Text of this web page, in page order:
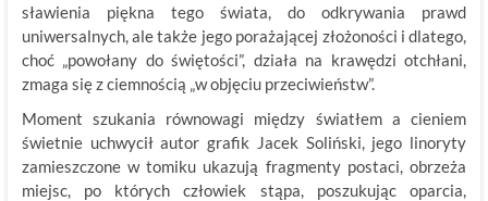
sławienia piękna tego świata, do odkrywania prawd
uniwersalnych, ale także jego porażającej złożoności i dlatego,
choć „powołany do świętości”, działa na krawędzi otchłani,
zmaga się z ciemnością „w objęciu przeciwieństw”.
Moment szukania równowagi między światłem a cieniem
świetnie uchwycił autor grafik Jacek Soliński, jego linoryty
zamieszczone w tomiku ukazują fragmenty postaci, obrzeża
miejsc, po których człowiek stąpa, poszukując oparcia,